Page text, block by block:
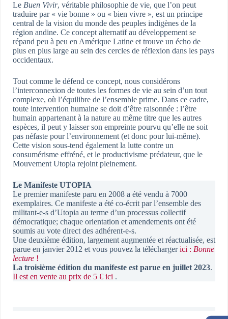
Le Buen Vivir, véritable philosophie de vie, que l’on peut
traduire par « vie bonne » ou « bien vivre », est un principe
central de la vision du monde des peuples indigènes de la
région andine. Ce concept alternatif au développement se
répand peu à peu en Amérique Latine et trouve un écho de
plus en plus large au sein des cercles de réflexion dans les pays
occidentaux.
Tout comme le défend ce concept, nous considérons
l’interconnexion de toutes les formes de vie au sein d’un tout
complexe, où l’équilibre de l’ensemble prime. Dans ce cadre,
toute intervention humaine se doit d’être raisonnée : l’être
humain appartenant à la nature au même titre que les autres
espèces, il peut y laisser son empreinte pourvu qu’elle ne soit
pas néfaste pour l’environnement (et donc pour lui-même).
Cette vision sous-tend également la lutte contre un
consumérisme effréné, et le productivisme prédateur, que le
Mouvement Utopia rejoint pleinement.
Le Manifeste UTOPIA
Le premier manifeste paru en 2008 a été vendu à 7000
exemplaires. Ce manifeste a été co-écrit par l’ensemble des
militant-e-s d’Utopia au terme d’un processus collectif
démocratique; chaque orientation et amendements ont été
soumis au vote direct des adhérent-e-s.
Une deuxième édition, largement augmentée et réactualisée, est
parue en janvier 2012 et vous pouvez la téléchargerici : Bonne
lecture !
La troisième édition du manifeste est parue en juillet 2023.
Il est en vente au prix de 5 € ici .